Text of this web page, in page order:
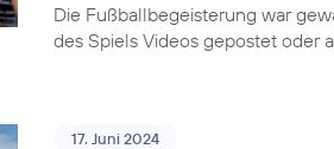
Die Fußballbegeisterung war
des Spiels Videos gepostet oder
17. Juni 2024